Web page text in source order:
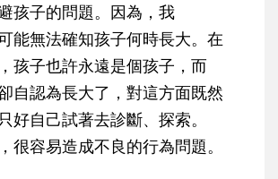
孩子的問題。因為，我
法確知孩子何時長大。在
孩子也許永遠是個孩子，而
為長大了，對這方面既然
好自己試著去診斷、探索。
易造成不良的行為問題。